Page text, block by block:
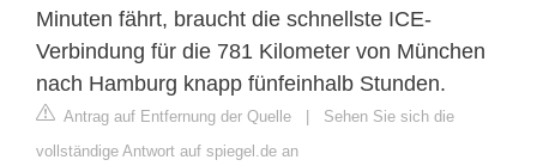
Minuten fährt, braucht die schnellste ICE-
Verbindung für die 781 Kilometer von München
nach Hamburg knapp fünfeinhalb Stunden.
Antrag auf Entfernung der Quelle | Sehen Sie sich die
vollständige Antwort auf spiegel.de an